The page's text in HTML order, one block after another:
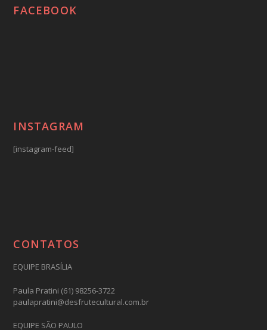
FACEBOOK
INSTAGRAM
[instagram-feed]
CONTATOS
EQUIPE BRASÍLIA
Paula Pratini (61) 98256-3722
paulapratini@desfrutecultural.com.br
EQUIPE SÃO PAULO